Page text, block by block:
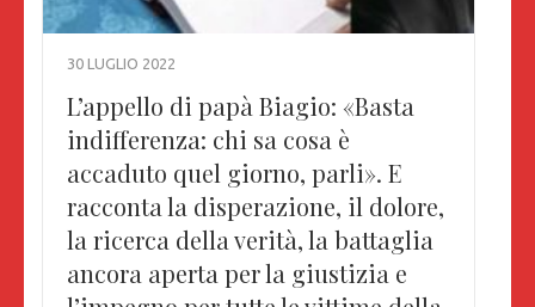
30 LUGLIO 2022
L’appello di papà Biagio: «Basta
indifferenza: chi sa cosa è
accaduto quel giorno, parli». E
racconta la disperazione, il dolore,
la ricerca della verità, la battaglia
ancora aperta per la giustizia e